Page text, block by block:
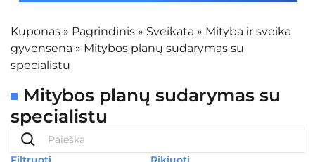
Kuponas » Pagrindinis » Sveikata » Mityba ir sveika
gyvensena » Mitybos planų sudarymas su
specialistu
Mitybos planų sudarymas su
specialistu